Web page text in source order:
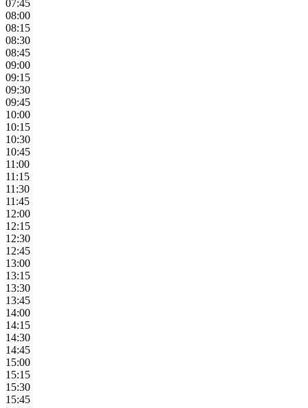
07:45
08:00
08:15
08:30
08:45
09:00
09:15
09:30
09:45
10:00
10:15
10:30
10:45
11:00
11:15
11:30
11:45
12:00
12:15
12:30
12:45
13:00
13:15
13:30
13:45
14:00
14:15
14:30
14:45
15:00
15:15
15:30
15:45